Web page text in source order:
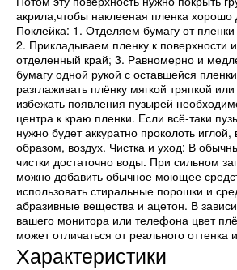
акрила,чтобы наклееная пленка хорошо
Поклейка: 1. Отделяем бумагу от
2. Прикладываем пленку к поверхности
отделенный край; 3. Равномерно и
бумагу одной рукой с оставшейся
разглаживать плёнку мягкой тряпкой
избежать появления пузырей
центра к краю пленки. Если всё-таки
нужно будет аккуратно проколоть иглой,
образом, воздух. Чистка и уход: В
чистки достаточно воды. При сильном
можно добавить обычное моющее
использовать стиральные порошки и
абразивные вещества и ацетон. В
вашего монитора или телефона цвет
может отличаться от реального оттенка
Характеристики